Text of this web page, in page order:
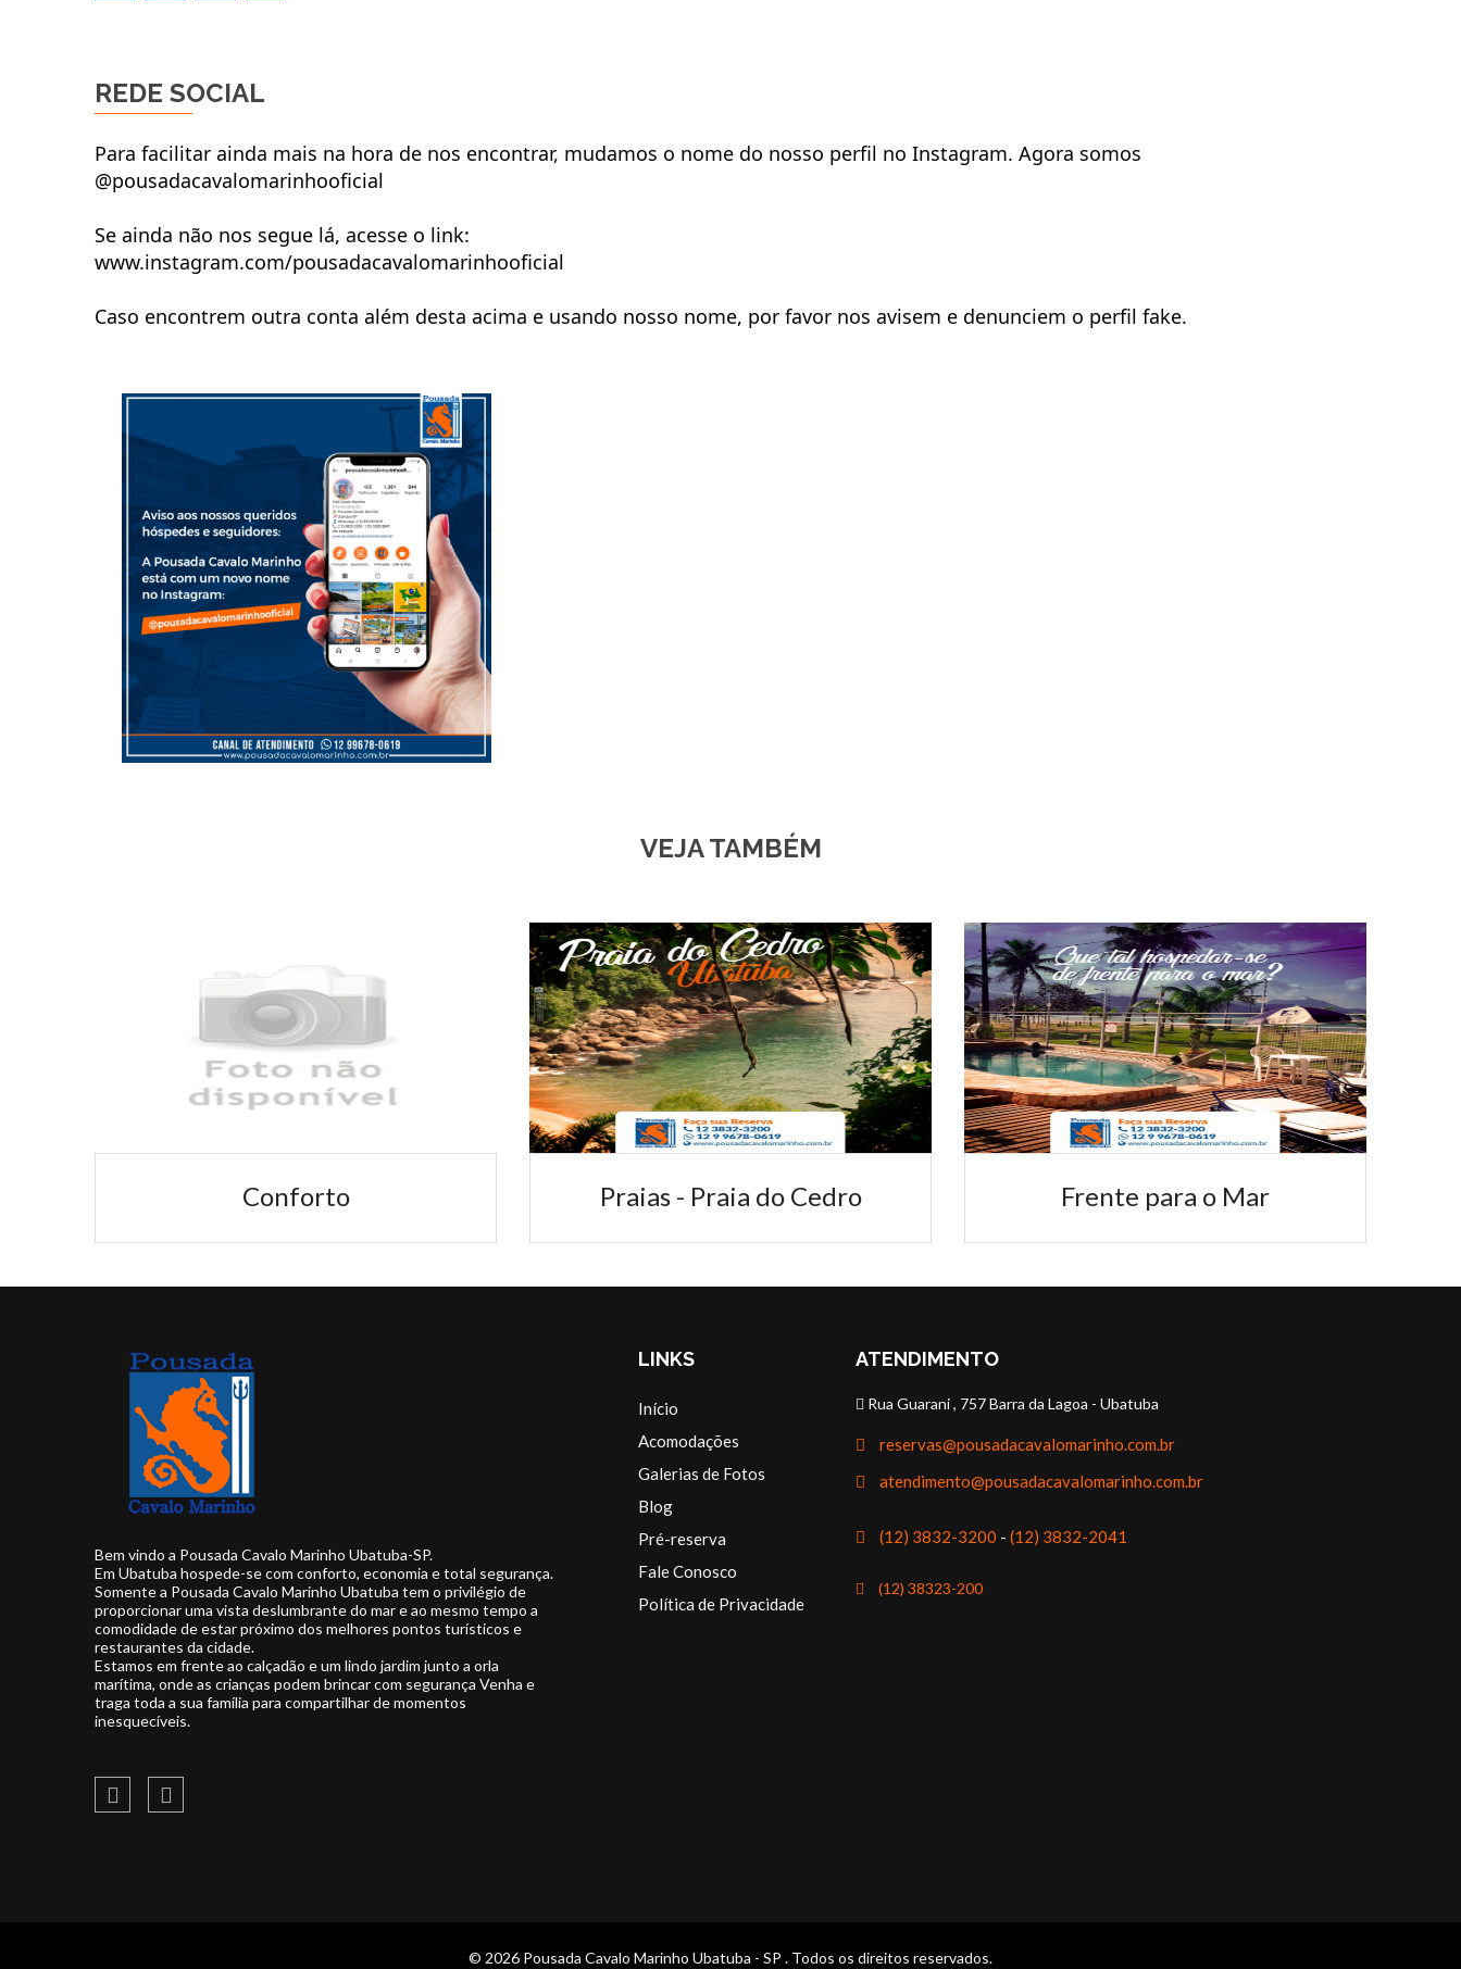
REDE SOCIAL
Para facilitar ainda mais na hora de nos encontrar, mudamos o nome do nosso perfil no Instagram. Agora somos
@pousadacavalomarinhooficial
Se ainda não nos segue lá, acesse o link:
www.instagram.com/pousadacavalomarinhooficial
Caso encontrem outra conta além desta acima e usando nosso nome, por favor nos avisem e denunciem o perfil fake.
VEJA TAMBÉM
Conforto Praias - Praia do Cedro
A praia do Cedro fica a 20 minutos de nossa
pousada, tem uma beleza sem...
Frente para o Mar
Frente para o Mar
A Pousada Cavalo Marinho Ubatuba possue
apartamentos com vista deslumbrante, onde você
poderá apreciar de...
LEIA MAIS
Hospede Fiel
Hóspede Fiel Criamos a promoção hospede fiel
para fortalecer a relação entre o hotel e nossos...
Bem vindo a Pousada Cavalo Marinho Ubatuba-SP.
Em Ubatuba hospede-se com conforto, economia e total segurança.
Somente a Pousada Cavalo Marinho Ubatuba tem o privilégio de
proporcionar uma vista deslumbrante do mar e ao mesmo tempo a
comodidade de estar próximo dos melhores pontos turísticos e
restaurantes da cidade.
Estamos em frente ao calçadão e um lindo jardim junto a orla
marítima, onde as crianças podem brincar com segurança Venha e
traga toda a sua família para compartilhar de momentos
inesquecíveis.
LINKS
Início
Acomodações
Galerias de Fotos
Blog
Pré-reserva
Fale Conosco
Política de Privacidade
ATENDIMENTO
Rua Guarani , 757 Barra da Lagoa - Ubatuba
reservas@pousadacavalomarinho.com.br
atendimento@pousadacavalomarinho.com.br
(12) 3832-3200 - (12) 3832-2041
(12) 38323-200
© 2026 Pousada Cavalo Marinho Ubatuba - SP . Todos os direitos reservados.